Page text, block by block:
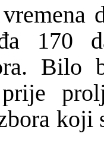
170
Bilo
koji